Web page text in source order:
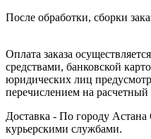
После обработки, сборки
Оплата заказа
средствами, банковской
юридических лиц
перечислением на расчетный
Доставка - По городу
курьерскими службами.